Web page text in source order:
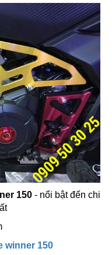
150- nổi bật đến chi
winner 150